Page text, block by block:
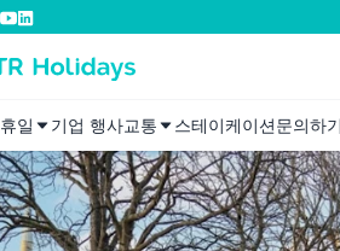
휴일 기업 행사교통 스테이케이션문의하